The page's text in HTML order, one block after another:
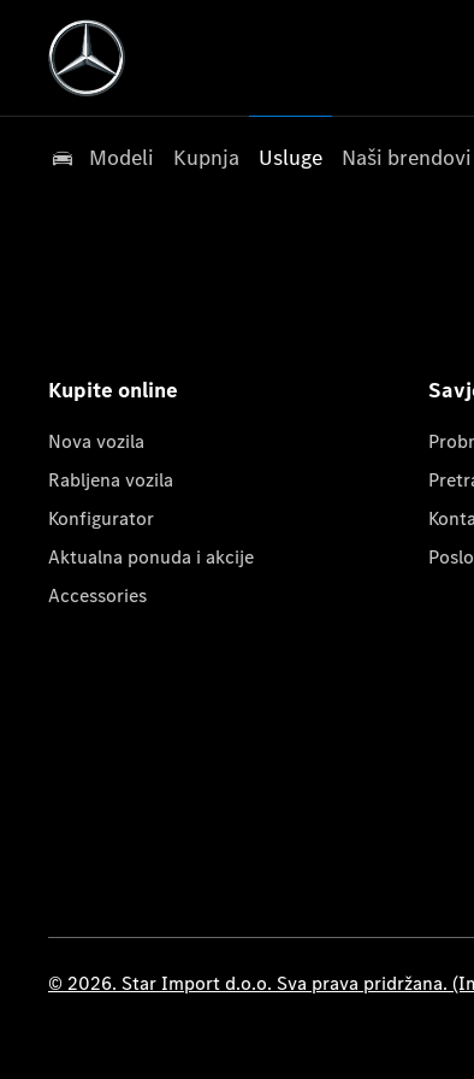
Modeli Kupnja Usluge Naši brendovi
Kupite online
Nova vozila
Rabljena vozila
Konfigurator
Aktualna ponuda i akcije
Accessories
© 2026. Star Import d.o.o. Sva prava pridržana.